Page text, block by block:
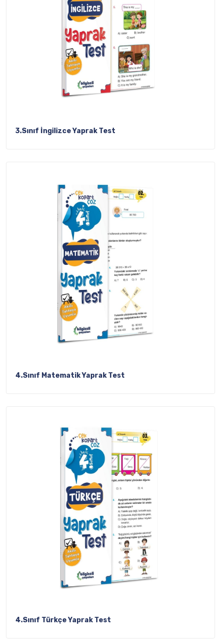
3.Sınıf İngilizce Yaprak Test
4.Sınıf Matematik Yaprak Test
4.Sınıf Türkçe Yaprak Test